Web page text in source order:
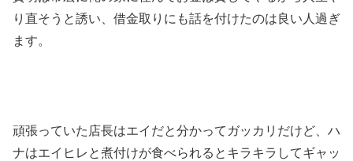
り直そうと誘い、借金取りにも話を付けたのは良い人過ぎ
ます。
頑張っていた店長はエイだと分かってガッカリだけど、ハ
ナはエイヒレと煮付けが食べられるとキラキラしてギャッ